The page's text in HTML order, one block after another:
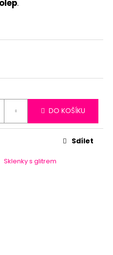
.
DO KOŠÍKU
Sklenky s glitrem
Sdílet